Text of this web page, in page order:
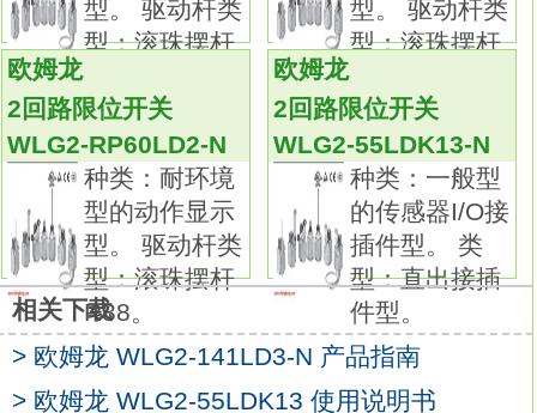
6种耐环境型可供选择
该系列包含高密闭型、高密封型、耐热型、耐
寒型、耐腐蚀型以及耐候性型。请根据实际环
境选用。
防溅型
性能卓越，适用于电弧焊接和粉尘飞散的场所
焊接场所的理想之选
使用不锈钢与树脂材质，防止飞溅物附着，避
免因焊接产生锌粉而导致故障欧姆龙WLG2-
55LD-N手册。
长寿命型
实现了3,000万次以上的高机械寿命
型。 驱动杆类
型：滚珠摆杆
型。 驱动杆类
型：滚珠摆杆
欧姆龙
2回路限位开关
WLG2-RP60LD2-N
种类：耐环境
型的动作显示
型。 驱动杆类
型：滚珠摆杆
R38。
欧姆龙
2回路限位开关
WLG2-55LDK13-N
种类：一般型
的传感器I/O接
插件型。 类
型：直出接插
件型。
相关下载
> 欧姆龙 WLG2-141LD3-N 产品指南
> 欧姆龙 WLG2-55LDK13 使用说明书